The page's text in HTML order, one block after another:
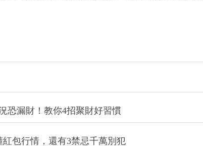
包行情，還有3禁忌千萬別犯
，「億元頭獎中獎人」大多有這些特徵